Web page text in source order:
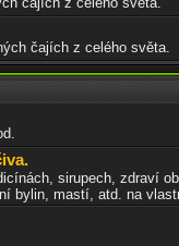
čajích z celého světa.
sirupech, zdraví
bylin, mastí, atd. na